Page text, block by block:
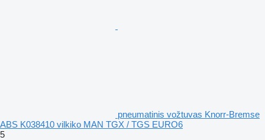
pneumatinis vožtuvas Knorr-Bremse
ABS K038410 vilkiko MAN TGX / TGS EURO6
5